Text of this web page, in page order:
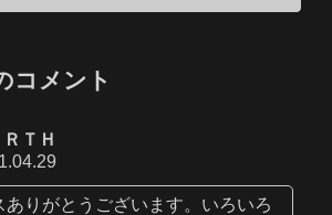
コメント
ＲＴＨ
ありがとうございます。いろいろ